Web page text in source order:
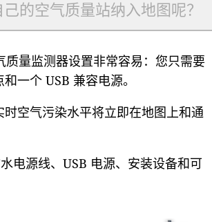
的空气质量站纳入地图呢？
量监测器设置非常容易：您只需要
一个 USB 兼容电源。
空气污染水平将立即在地图上和通
电源线、USB 电源、安装设备和可